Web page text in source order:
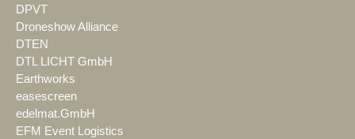
DPVT
Droneshow Alliance
DTEN
DTL LICHT GmbH
Earthworks
easescreen
edelmat.GmbH
EFM Event Logistics